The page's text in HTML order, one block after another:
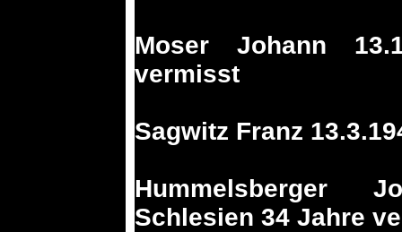
Moser Johann
vermisst
Sagwitz Franz
Hummelsberger
Schlesien 34 Jahre